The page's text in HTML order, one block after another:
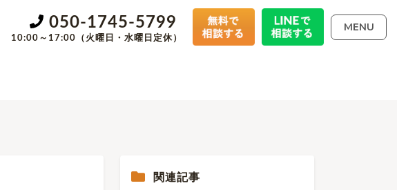
050-1745-5799
10:00～17:00（火曜日・水曜日定休）
MENU
関連記事